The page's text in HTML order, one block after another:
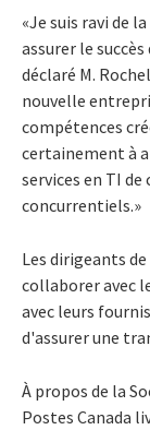
«Je suis ravi de
assurer le
déclaré M.
nouvelle
compétences
certainement à
services en TI de
concurrentiels.»
Les dirigeants
collaborer avec
avec leurs
d'assurer une
À propos de la
Postes Canada